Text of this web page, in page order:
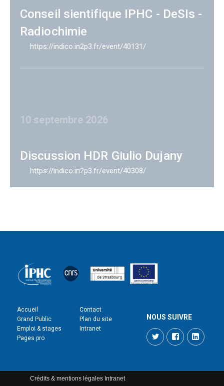
Conseil sientifique IPHC - DeSIs -
Radiochimie
https://indico.in2p3.fr/event/40131/
10 septembre 2026
Discussion HDR Giulio Dujany
https://indico.in2p3.fr/event/40308/
Accueil
Grand Public
Emploi & stages
Pages pro
Contact
Plan du site
Intranet
NOUS SUIVRE
TwitterFacebook
Crédits & mentions légales Intranet